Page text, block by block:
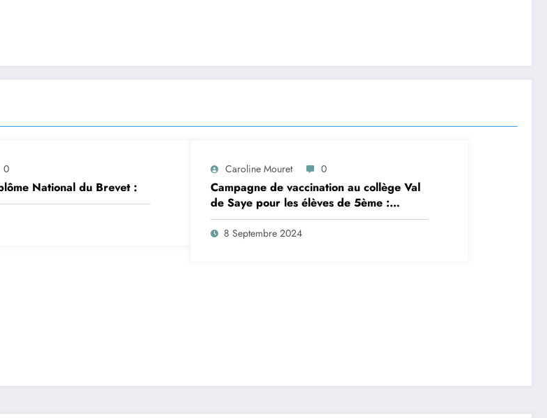
0
National du Brevet :
Caroline Mouret 0
Campagne de vaccination au collège Val
de Saye pour les élèves de 5ème :
inscription en ligne avant le 28
septembre 2024
8 Septembre 2024